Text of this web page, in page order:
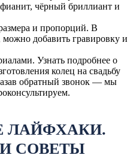
чёрный бриллиант и
и пропорций. В
можно добавить гравировку и
Узнать подробнее о
колец на свадьбу
обратный звонок — мы
ЛАЙФХАКИ.
СОВЕТЫ